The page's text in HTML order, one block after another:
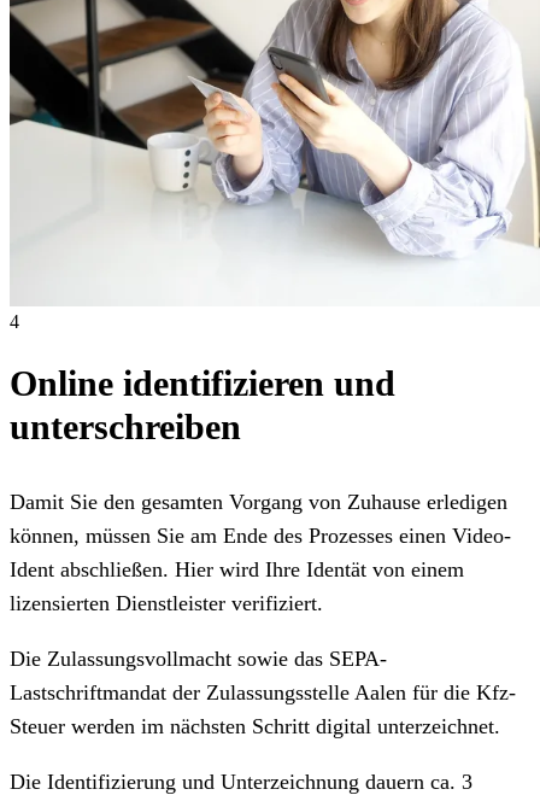
4
Online identifizieren und
unterschreiben
Damit Sie den gesamten Vorgang von Zuhause erledigen
können, müssen Sie am Ende des Prozesses einen Video-
Ident abschließen. Hier wird Ihre Identät von einem
lizensierten Dienstleister verifiziert.
Die Zulassungsvollmacht sowie das SEPA-
Lastschriftmandat der Zulassungsstelle Aalen für die Kfz-
Steuer werden im nächsten Schritt digital unterzeichnet.
Die Identifizierung und Unterzeichnung dauern ca. 3